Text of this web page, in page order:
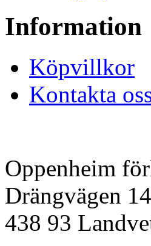
Information
Köpvillkor
Kontakta
Oppenheim
Drängvägen 14
438 93